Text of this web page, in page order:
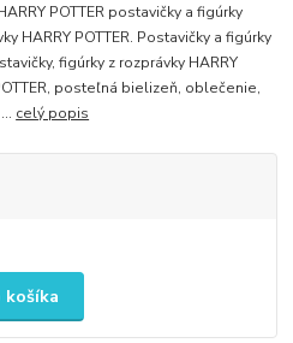
POTTER postavičky a figúrky
HARRY POTTER. Postavičky a figúrky
figúrky z rozprávky HARRY
posteľná bielizeň, oblečenie,
celý popis
košíka